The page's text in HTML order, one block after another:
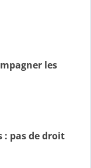
les
: pas de droit